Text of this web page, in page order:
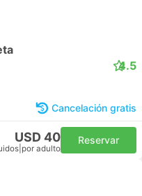
4.5
Cancelación gratis
USD 40
por adulto
Reservar